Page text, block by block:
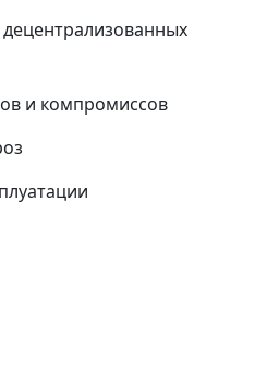
и компромиссов